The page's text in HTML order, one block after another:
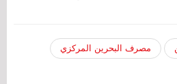
مصرف البحرين المركزي